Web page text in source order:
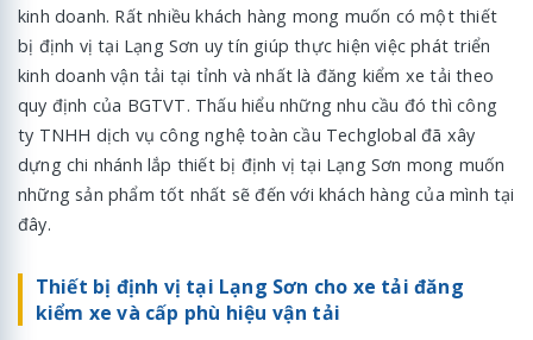
kinh doanh. Rất nhiều khách hàng mong muốn có một thiết
bị định vị tại Lạng Sơn uy tín giúp thực hiện việc phát triển
kinh doanh vận tải tại tỉnh và nhất là đăng kiểm xe tải theo
quy định của BGTVT. Thấu hiểu những nhu cầu đó thì công
ty TNHH dịch vụ công nghệ toàn cầu Techglobal đã xây
dựng chi nhánh lắp thiết bị định vị tại Lạng Sơn mong muốn
những sản phẩm tốt nhất sẽ đến với khách hàng của mình tại
đây.
Thiết bị định vị tại Lạng Sơn cho xe tải đăng
kiểm xe và cấp phù hiệu vận tải